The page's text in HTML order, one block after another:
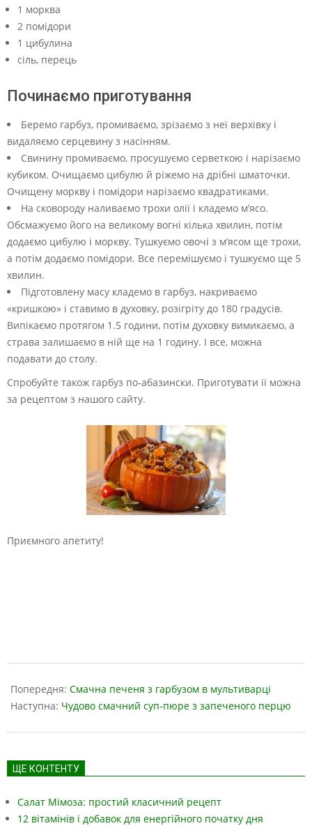
1 морква
2 помідори
1 цибулина
сіль, перець
Починаємо приготування
Беремо гарбуз, промиваємо, зрізаємо з неї верхівку і
видаляємо серцевину з насінням.
Свинину промиваємо, просушуємо серветкою і нарізаємо
кубиком. Очищаємо цибулю й ріжемо на дрібні шматочки.
Очищену моркву і помідори нарізаємо квадратиками.
На сковороду наливаємо трохи олії і кладемо м’ясо.
Обсмажуємо його на великому вогні кілька хвилин, потім
додаємо цибулю і моркву. Тушкуємо овочі з м’ясом ще трохи,
а потім додаємо помідори. Все перемішуємо і тушкуємо ще 5
хвилин.
Підготовлену масу кладемо в гарбуз, накриваємо
«кришкою» і ставимо в духовку, розігріту до 180 градусів.
Випікаємо протягом 1.5 години, потім духовку вимикаємо, а
страва залишаємо в ній ще на 1 годину. І все, можна
подавати до столу.
Спробуйте також гарбуз по-абазински. Приготувати її можна
за рецептом з нашого сайту.
Приємного апетиту!
05-
17
Попередня: Смачна печеня з гарбузом в мультиварці
Наступна: Чудово смачний суп-пюре з запеченого перцю
ЩЕ КОНТЕНТУ
Салат Мімоза: простий класичний рецепт
12 вітамінів і добавок для енергійного початку дня